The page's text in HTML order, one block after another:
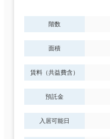
階数
面積
賃料（共益費含）
預託金
入居可能日